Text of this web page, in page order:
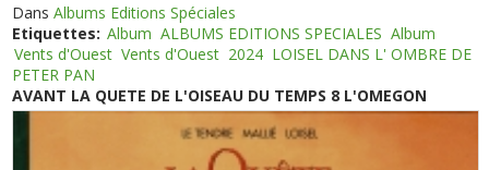
DansAlbums Editions Spéciales
Etiquettes: Album ALBUMS EDITIONS SPECIALES Album
Vents d'Ouest Vents d'Ouest 2024 LOISEL DANS L' OMBRE DE
PETER PAN
AVANT LA QUETE DE L'OISEAU DU TEMPS 8 L'OMEGON